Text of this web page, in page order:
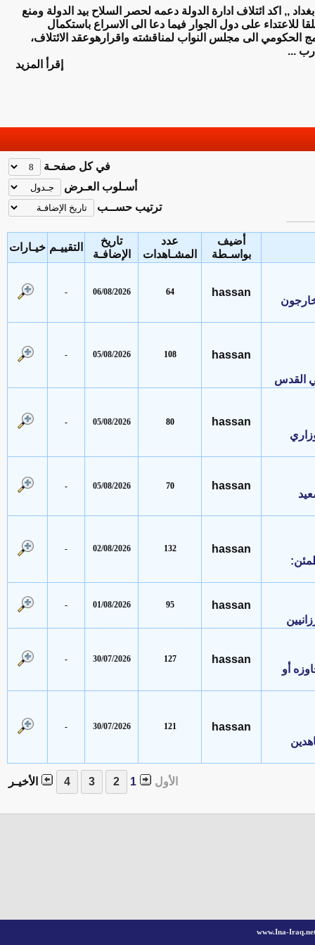
,, اكد ائتلاف ادارة الدولة دعمه لحصر السلاح بيد الدولة ومنع
على دول الجوار فيما دعا الى الاسراع باستكمال
الى مجلس النواب لمناقشته واقرارهوعقد الائتلاف،
...
إقرأ المزيد
في كل صفحـة
أسـلوب العـرض
ترتيب حســب
أضيف
بواسـطة
عدد
المشـاهدات
تاريخ
الإضافـة
التقييـم خيـارات
hassan
06/08/2026
hassan
05/08/2026
hassan
05/08/2026
hassan
05/08/2026
hassan
02/08/2026
hassan
01/08/2026
أو
hassan
30/07/2026
hassan
30/07/2026
الأول 1 الأخيـر